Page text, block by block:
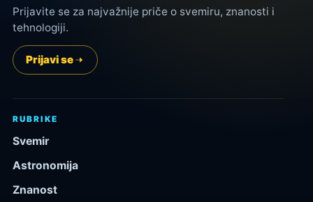
Prijavite se za najvažnije priče o svemiru, znanosti i
tehnologiji.
Prijavi se
RUBRIKE
Svemir
Astronomija
Znanost